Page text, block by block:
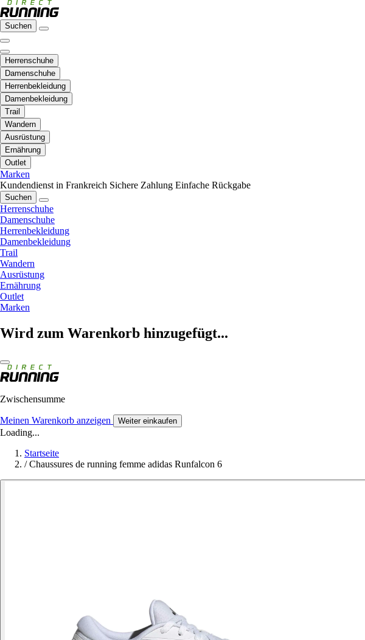
Suchen
Herrenschuhe
Damenschuhe
Herrenbekleidung
Damenbekleidung
Trail
Wandern
Ausrüstung
Ernährung
Outlet
Marken
Kundendienst in Frankreich Sichere Zahlung Einfache Rückgabe
Suchen
Herrenschuhe
Damenschuhe
Herrenbekleidung
Damenbekleidung
Trail
Wandern
Ausrüstung
Ernährung
Outlet
Marken
Wird zum Warenkorb hinzugefügt...
Zwischensumme
Meinen Warenkorb anzeigen Weiter einkaufen
Loading...
Startseite
/ Chaussures de running femme adidas Runfalcon 6